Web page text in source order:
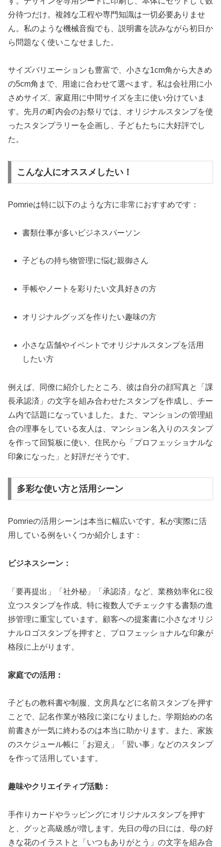
分待つだけ。複雑な工程や専門知識は一切必要ありませ
ん。私のような機械音痴でも、説明書を読みながら初日か
ら問題なく使いこなせました。
サイズバリエーションも豊富で、小さな1cm角から大きめ
の5cm角まで、用途に合わせて選べます。私は会社用に小
さめサイズ、家庭用に中間サイズを主に使い分けていま
す。先月の町内会のお祭りでは、オリジナルスタンプを使
ったスタンプラリーを企画し、子どもたちに大好評でし
た。
こんな人にオススメしたい！
Pomrieは特に以下のような方に非常におすすめです：
書類仕事が多いビジネスパーソン
子どもの持ち物管理に悩む親御さん
手帳やノートを彩りたい文具好きの方
オリジナルグッズを作りたい趣味の方
小さな店舗やイベントでオリジナルスタンプを活用
したい方
例えば、同僚に紹介したところ、彼は自分の顔写真と「課
長承認済」の文字を組み合わせたスタンプを作成し、チー
ム内で話題になっていました。また、マンションの管理組
合の理事をしている友人は、マンション名入りのスタンプ
を作って回覧板に使い、住民から「プロフェッショナルな
印象になった」と好評だそうです。
多彩な使い方と活用シーン
Pomrieの活用シーンは本当に幅広いです。私が実際に活
用している例をいくつか紹介します：
ビジネスシーン：
「要再提出」「社外秘」「承認済」など、業務効率化に役
立つスタンプを作成。特に複数人でチェックする書類の進
捗管理に重宝しています。顧客への提案書に小さなオリジ
ナルロゴスタンプを押すと、プロフェッショナルな印象が
格段に上がります。
家庭での活用：
子どもの教科書や制服、文房具などに名前スタンプを押す
ことで、記名作業が格段に楽になりました。学期始めの名
前書きが一気に終わるのは本当に助かります。また、家族
のスケジュール帳に「お迎え」「習い事」などのスタンプ
を作って活用しています。
趣味やクリエイティブ活動：
手作りカードやラッピングにオリジナルスタンプを押す
と、グッと高級感が増します。先日の母の日には、母の好
きな花のイラストと「いつもありがとう」の文字を組み合